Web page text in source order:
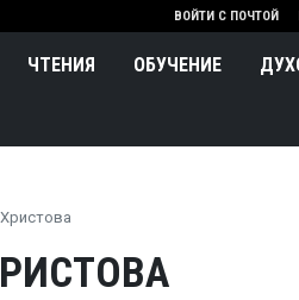
ВОЙТИ С ПОЧТОЙ
ЧТЕНИЯ ОБУЧЕНИЕ